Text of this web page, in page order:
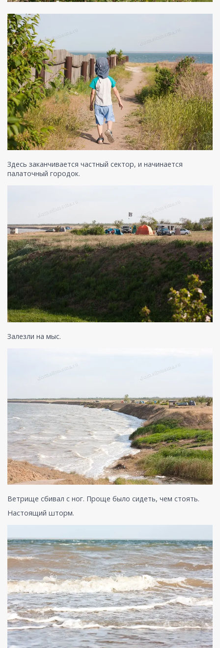
Здесь заканчивается частный сектор, и начинается
палаточный городок.
Залезли на мыс.
Ветрище сбивал с ног. Проще было сидеть, чем стоять.
Настоящий шторм.